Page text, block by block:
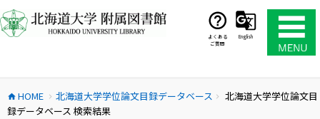
ン
テ
ス
キ
よくある
ご質問
English
home HOME chevron_right 北海道大学学位論文目録データベース chevron_right
北海道大学学位論文目
録データベース 検索結果